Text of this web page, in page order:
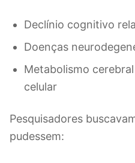
Declínio cognitivo
Doenças
Metabolismo
celular
Pesquisadores
pudessem: